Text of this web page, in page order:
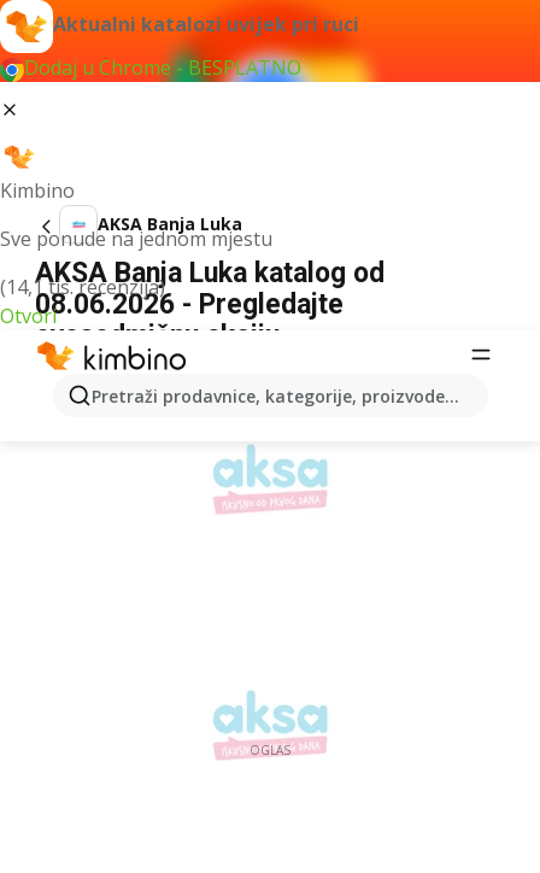
Aktualni katalozi uvijek pri ruci
Dodaj u Chrome - BESPLATNO
Kimbino
Sve ponude na jednom mjestu
(14,1 tis. recenzija)
Otvori
Pretraži prodavnice, kategorije, proizvode...
AKSA Banja Luka
AKSA Banja Luka katalog od
08.06.2026 - Pregledajte
ovosedmičnu akciju
OGLAS